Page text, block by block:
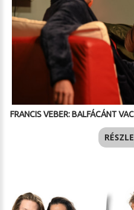
FRANCIS VEBER: BALFÁCÁNT